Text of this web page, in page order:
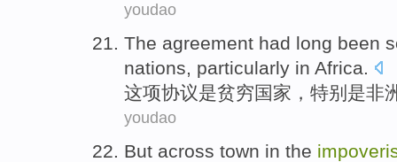
youdao
The agreement had long been
nations, particularly in Africa.
这项协议是贫穷国家 ，特别是非
youdao
But across town in the